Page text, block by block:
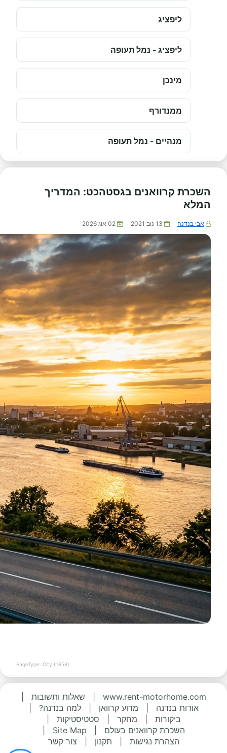
ליפציג
ליפציג - נמל תעופה
מינכן
ממנדורף
מנהיים - נמל תעופה
השכרת קרוואנים בגסטהכט: המדריך
המלא
אבי בנדנה 13 נוב 2021 02 אוג 2026
PageType: City (1858)
www.rent-motorhome.com שאלות ותשובות
אודות בנדנה
מדוע קרוואן למה בנדנה?
ביקורות
מחקר סטטיסטיקות
השכרת קרוואנים בעולם
Site Map
הצהרת נגישות
תקנון צור קשר